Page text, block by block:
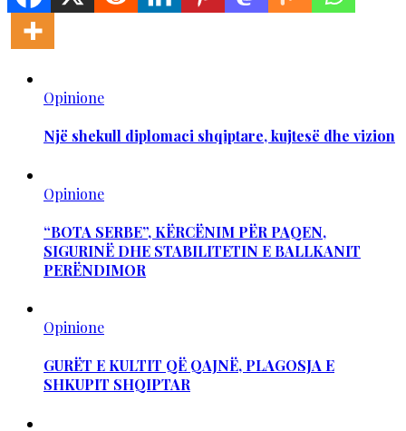
Opinione
Një shekull diplomaci shqiptare, kujtesë dhe vizion
Opinione
“BOTA SERBE”, KËRCËNIM PËR PAQEN,
SIGURINË DHE STABILITETIN E BALLKANIT
PERËNDIMOR
Opinione
GURËT E KULTIT QË QAJNË, PLAGOSJA E
SHKUPIT SHQIPTAR